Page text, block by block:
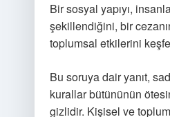
Bir sosyal yapıyı,
şekillendiğini, bir
toplumsal etkilerini
Bu soruya dair yanıt,
kurallar bütününün
gizlidir. Kişisel ve